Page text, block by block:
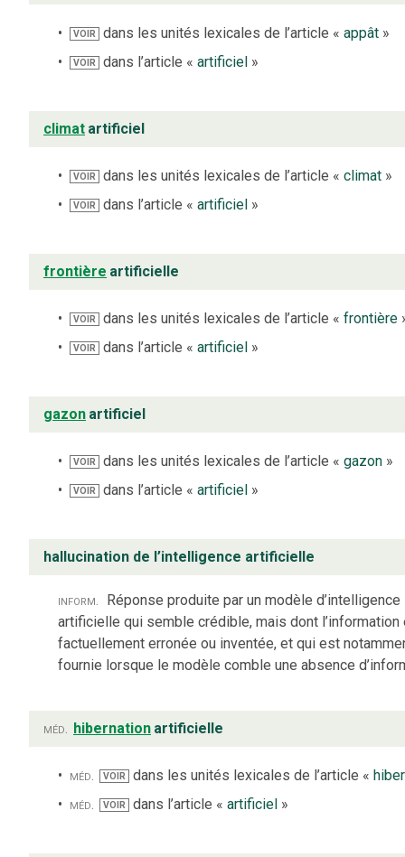
VOIR dans les unités lexicales de l’article «appât »
VOIR dans l’article «artificiel »
climat artificiel
VOIR dans les unités lexicales de l’article «climat »
VOIR dans l’article «artificiel »
frontière artificielle
VOIR dans les unités lexicales de l’article «frontière
VOIR dans l’article «artificiel »
gazon artificiel
VOIR dans les unités lexicales de l’article «gazon »
VOIR dans l’article «artificiel »
hallucination de l’intelligence artificielle
inform. Réponse produite par un modèle d’intelligence
artificielle qui semble crédible, mais dont l’information
factuellement erronée ou inventée, et qui est
fournie lorsque le modèle comble une absence
méd. hibernation artificielle
méd. VOIR dans les unités lexicales de l’article «
méd.
VOIR dans l’article « artificiel»